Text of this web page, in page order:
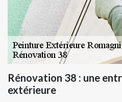
Rénovation 38 : une
extérieure